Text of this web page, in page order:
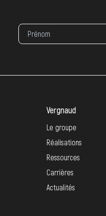
Vergnaud
Le groupe
Réalisations
Ressources
Carrières
Actualités